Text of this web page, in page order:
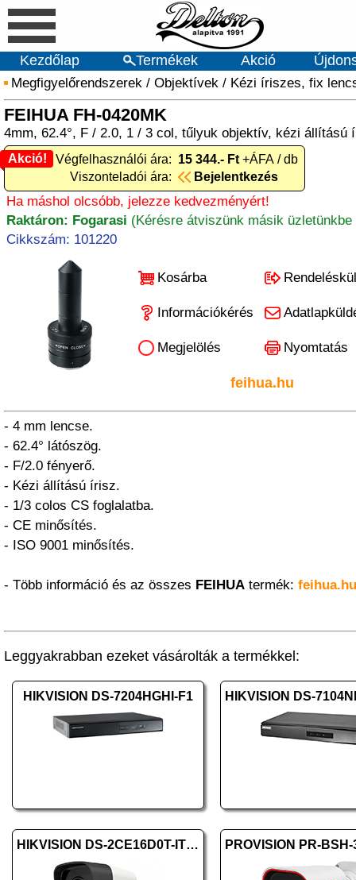
Kezdőlap Termékek Akció
Megfigyelőrendszerek / Objektívek / Kézi íriszes, fix
FEIHUA FH-0420MK
4mm, 62.4°, F / 2.0, 1 / 3 col, tűlyuk objektív, kézi állítású
Akció!
Akció! Végfelhasználói ára: 15 344.- Ft +ÁFA / db
Viszonteladói ára:
Bejelentkezés
Ha máshol olcsóbb, jelezze kedvezményért!
Raktáron: Fogarasi (Kérésre átviszünk másik üzletünkbe
Cikkszám: 101220
Kosárba
Információkérés
Megjelölés Nyomtatás
feihua.hu
- 4 mm lencse.
- 62.4° látószög.
- F/2.0 fényerő.
- Kézi állítású írisz.
- 1/3 colos CS foglalatba.
- CE minősítés.
- ISO 9001 minősítés.
- Több információ és az összes FEIHUA termék: feihua.hu
Leggyakrabban ezeket vásárolták a termékkel:
HIKVISION DS-7204HGHI-F1
HIKVISION DS-2CE16D0T-ITFS (2.8mm)